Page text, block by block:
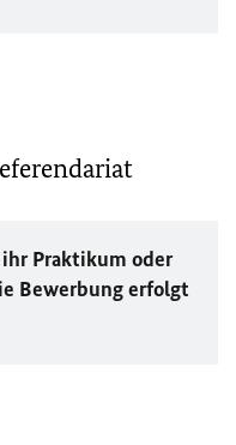
Praktikum oder
Bewerbung erfolgt